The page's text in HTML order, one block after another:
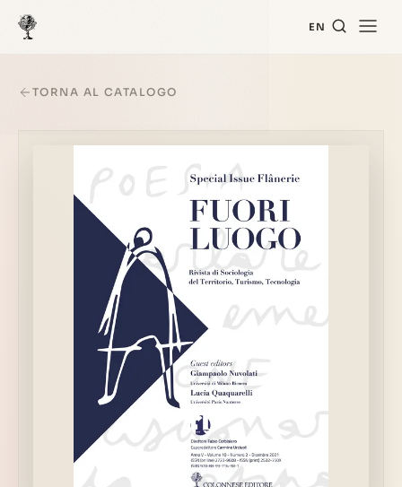
EN
TORNA AL CATALOGO